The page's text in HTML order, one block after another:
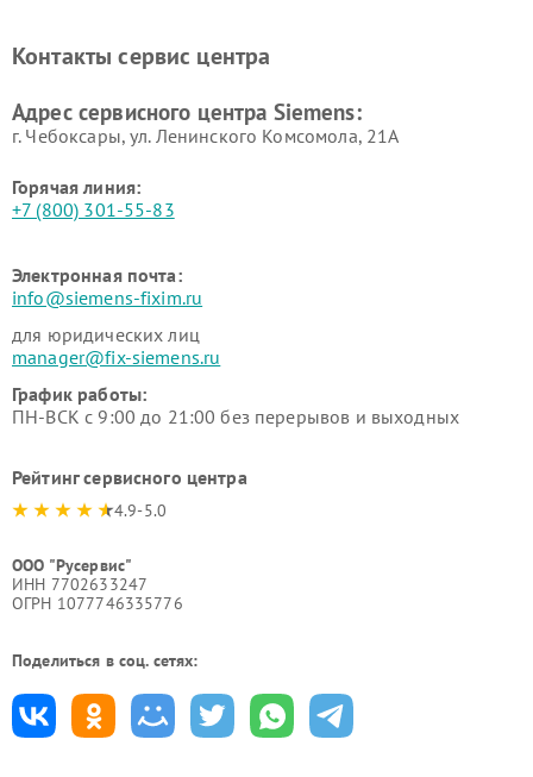
Siemens
Siemens
Siemens
Siemens
Контакты сервис центра
Адрес сервисного центра Siemens:
г. Чебоксары, ул. Ленинского Комсомола, 21А
Горячая линия:
+7 (800) 301-55-83
Электронная почта:
info@siemens-fixim.ru
для юридических лиц
manager@fix-siemens.ru
График работы:
ПН-ВСК с 9:00 до 21:00 без перерывов и выходных
Рейтинг сервисного центра
4.9-5.0
ООО "Русервис"
ИНН 7702633247
ОГРН 1077746335776
Поделиться в соц. сетях: